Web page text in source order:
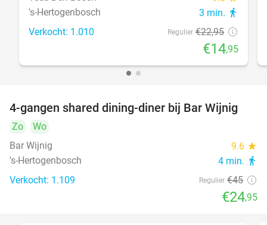
's-Hertogenbosch 3 min. directions_walk
Verkocht: 1.010 Regulier €22,95
€14,95
45%
4-gangen shared dining-diner bij Bar Wijnig
Zo
Wo
Bar Wijnig
9.6 star
's-Hertogenbosch 4 min. directions_walk
Verkocht: 1.109 Regulier €45
€24,95